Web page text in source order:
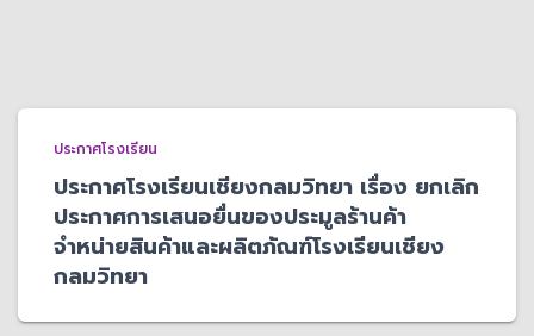
ประกาศโรงเรียน
ประกาศโรงเรียนเชียงกลมวิทยา เรื่อง ยกเลิก
ประกาศการเสนอยื่นของประมูลร้านค้า
จำหน่ายสินค้าและผลิตภัณฑ์โรงเรียนเชียง
กลมวิทยา